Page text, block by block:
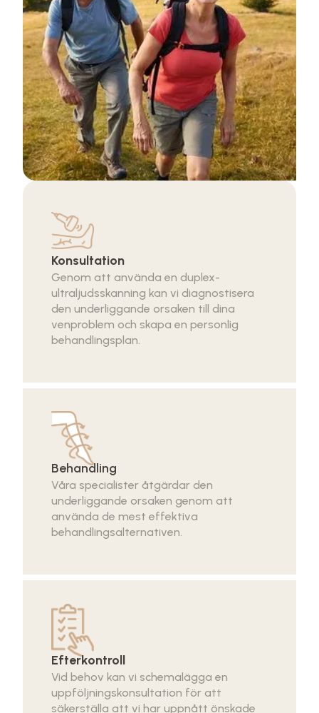
Konsultation
Genom att använda en duplex-
ultraljudsskanning kan vi diagnostisera
den underliggande orsaken till dina
venproblem och skapa en personlig
behandlingsplan.
Behandling
Våra specialister åtgärdar den
underliggande orsaken genom att
använda de mest effektiva
behandlingsalternativen.
Efterkontroll
Vid behov kan vi schemalägga en
uppföljningskonsultation för att
säkerställa att vi har uppnått önskade